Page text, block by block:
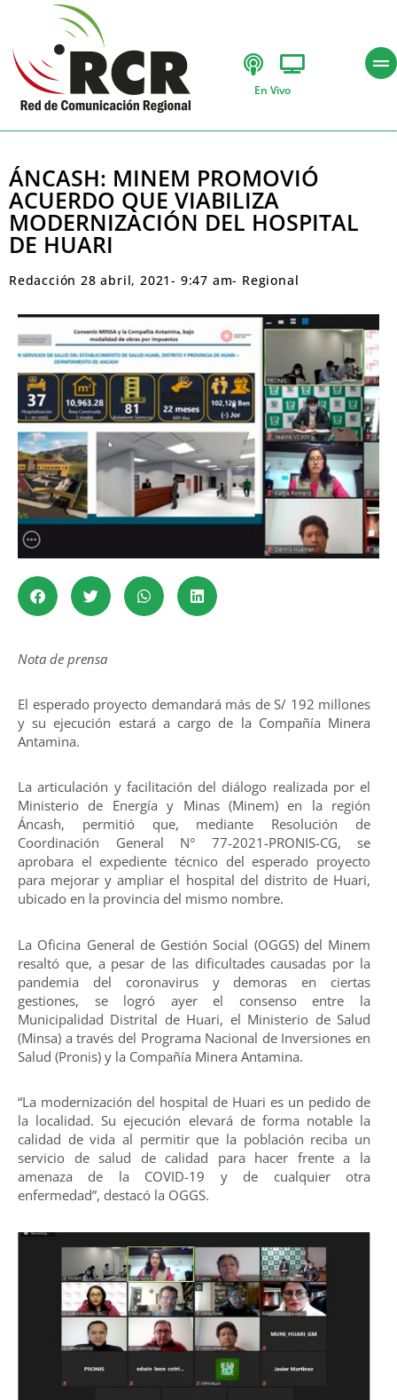
En Vivo
ÁNCASH: MINEM PROMOVIÓ
ACUERDO QUE VIABILIZA
MODERNIZACIÓN DEL HOSPITAL
DE HUARI
Redacción 28 abril, 2021- 9:47 am- Regional
Nota de prensa
El esperado proyecto demandará más de S/ 192 millones
y su ejecución estará a cargo de la Compañía Minera
Antamina.
La articulación y facilitación del diálogo realizada por el
Ministerio de Energía y Minas (Minem) en la región
Áncash, permitió que, mediante Resolución de
Coordinación General N° 77-2021-PRONIS-CG, se
aprobara el expediente técnico del esperado proyecto
para mejorar y ampliar el hospital del distrito de Huari,
ubicado en la provincia del mismo nombre.
La Oficina General de Gestión Social (OGGS) del Minem
resaltó que, a pesar de las dificultades causadas por la
pandemia del coronavirus y demoras en ciertas
gestiones, se logró ayer el consenso entre la
Municipalidad Distrital de Huari, el Ministerio de Salud
(Minsa) a través del Programa Nacional de Inversiones en
Salud (Pronis) y la Compañía Minera Antamina.
“La modernización del hospital de Huari es un pedido de
la localidad. Su ejecución elevará de forma notable la
calidad de vida al permitir que la población reciba un
servicio de salud de calidad para hacer frente a la
amenaza de la COVID-19 y de cualquier otra
enfermedad”, destacó la OGGS.